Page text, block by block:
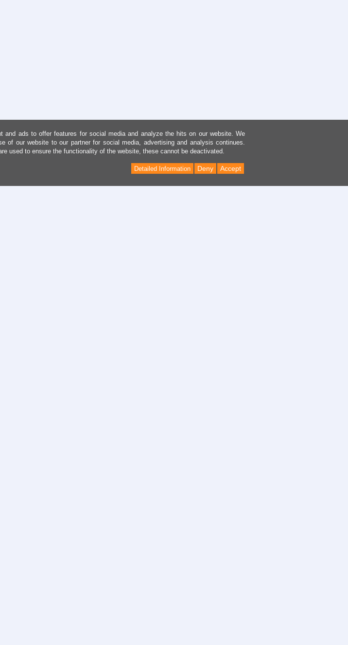
and ads to offer features for social media and analyze the hits on our website. We
of our website to our partner for social media, advertising and analysis continues.
used to ensure the functionality of the website, these cannot be deactivated.
Accept
Deny
Detailed Information